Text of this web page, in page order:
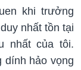
khi trưởng
nhất tồn tại
nhất của tôi.
dính hảo vọng